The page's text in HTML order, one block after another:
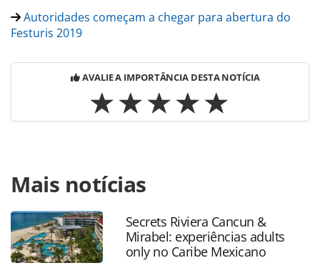
Autoridades começam a chegar para abertura do
Festuris 2019
AVALIE A IMPORTÂNCIA DESTA NOTÍCIA
https://www.panrotas.com.br/gente/eventos/2019/11/
paulus-recebe-personalidades-do-trade-em-
jantar_169050.html ou as ferramentas oferecidas na
página. Todo o conteúdo produzido pela PANROTAS
Editora é protegido pela legislação brasileira sobre direito
autoral. Não reproduza o conteúdo sem autorização da
Mais notícias
Secrets Riviera Cancun &
Mirabel: experiências adults
only no Caribe Mexicano